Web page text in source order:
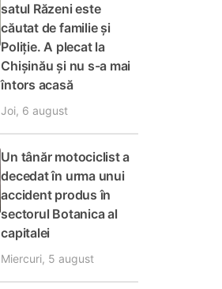
satul Răzeni este
căutat de familie și
Poliție. A plecat la
Chișinău și nu s-a mai
întors acasă
Joi, 6 august
Un tânăr motociclist a
decedat în urma unui
accident produs în
sectorul Botanica al
capitalei
Miercuri, 5 august